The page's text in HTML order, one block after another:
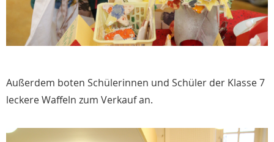
Außerdem boten Schülerinnen und Schüler der Klasse 7
leckere Waffeln zum Verkauf an.